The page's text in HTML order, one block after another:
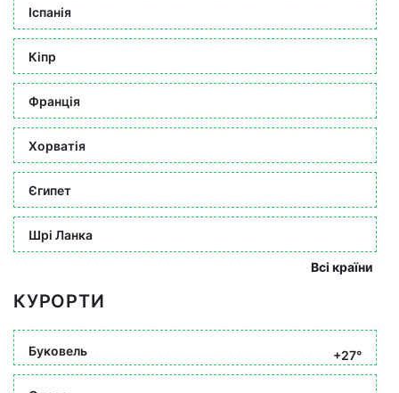
Іспанія
Кіпр
Франція
Хорватія
Єгипет
Шрі Ланка
Всі країни
КУРОРТИ
Буковель +27°